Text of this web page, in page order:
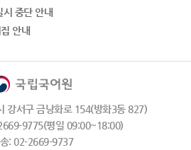
중단 안내
안내
강서구 금낭화로 154(방화3동 827)
9775(평일 09:00~18:00)
: 02-2669-9737